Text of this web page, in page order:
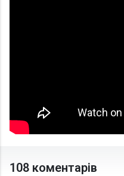
108 коментарів